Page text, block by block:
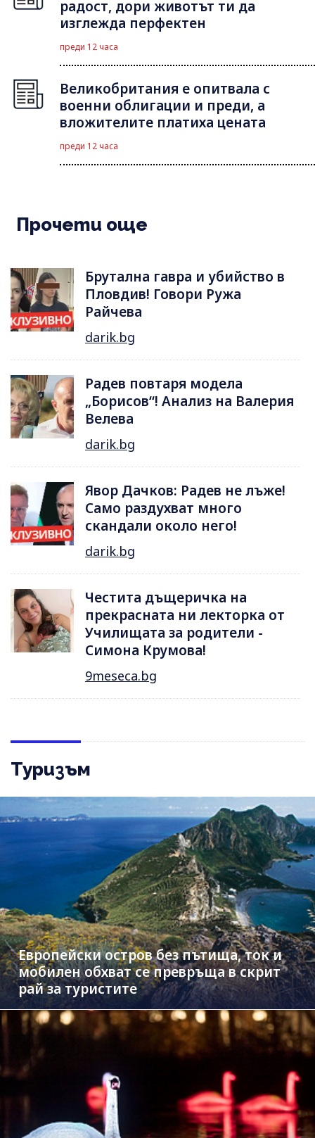
радост, дори животът ти да
изглежда перфектен
преди 12 часа
Великобритания е опитвала с
военни облигации и преди, а
вложителите платиха цената
преди 12 часа
Прочети още
Брутална гавра и убийство в
Пловдив! Говори Ружа
Райчева
darik.bg
Радев повтаря модела
„Борисов“! Анализ на Валерия
Велева
darik.bg
Явор Дачков: Радев не лъже!
Само раздухват много
скандали около него!
darik.bg
Честита дъщеричка на
прекрасната ни лекторка от
Училищата за родители -
Симона Крумова!
9meseca.bg
Туризъм
Европейски остров без пътища, ток и
мобилен обхват се превръща в скрит
рай за туристите